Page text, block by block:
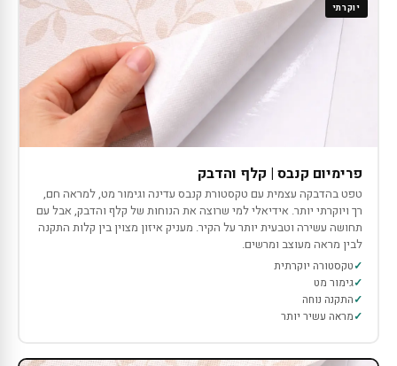
יוקרתי
פרימיום קנבס | קלף והדבק
טפט בהדבקה עצמית עם טקסטורת קנבס עדינה וגימור מט, למראה חם,
רך ויוקרתי יותר. אידיאלי למי שרוצה את הנוחות של קלף והדבק, אבל עם
תחושה עשירה וטבעית יותר על הקיר. מעניק איזון מצוין בין קלות התקנה
לבין מראה מעוצב ומרשים.
טקסטורה יוקרתית
גימור מט
התקנה נוחה
מראה עשיר יותר